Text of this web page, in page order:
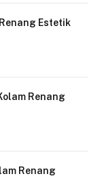
Estetik
Renang
Renang